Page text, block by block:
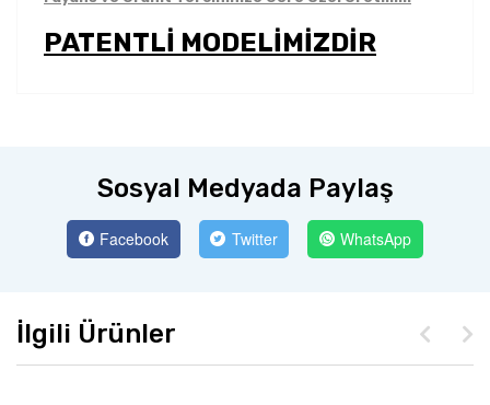
PATENTLİ MODELİMİZDİR
Sosyal Medyada Paylaş
Facebook Twitter WhatsApp
İlgili Ürünler